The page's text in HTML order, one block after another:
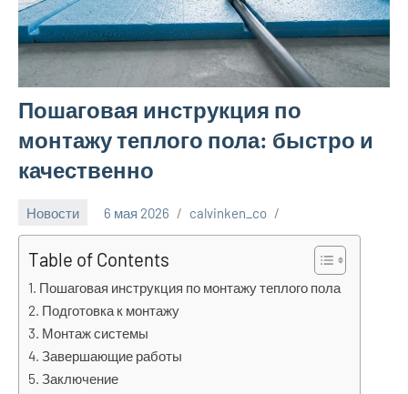
Пошаговая инструкция по
монтажу теплого пола: быстро и
качественно
Новости 6 мая 2026 calvinken_co
Table of Contents
Пошаговая инструкция по монтажу теплого пола
Подготовка к монтажу
Монтаж системы
Завершающие работы
Заключение